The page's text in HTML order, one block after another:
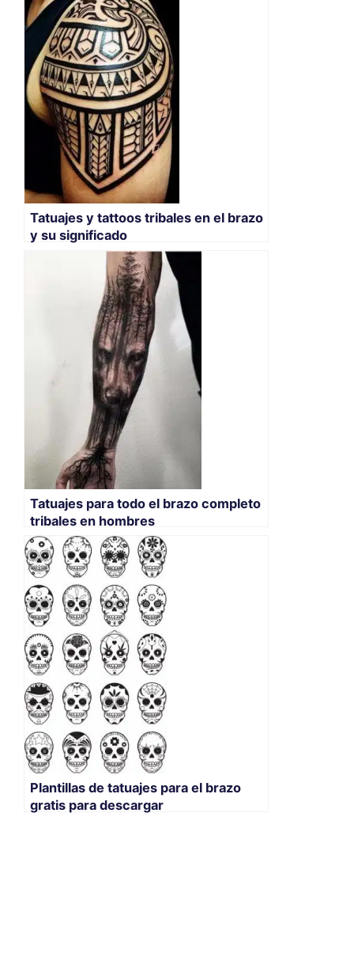
Tatuajes y tattoos tribales en el brazo
y su significado
Tatuajes para todo el brazo completo
tribales en hombres
Plantillas de tatuajes para el brazo
gratis para descargar